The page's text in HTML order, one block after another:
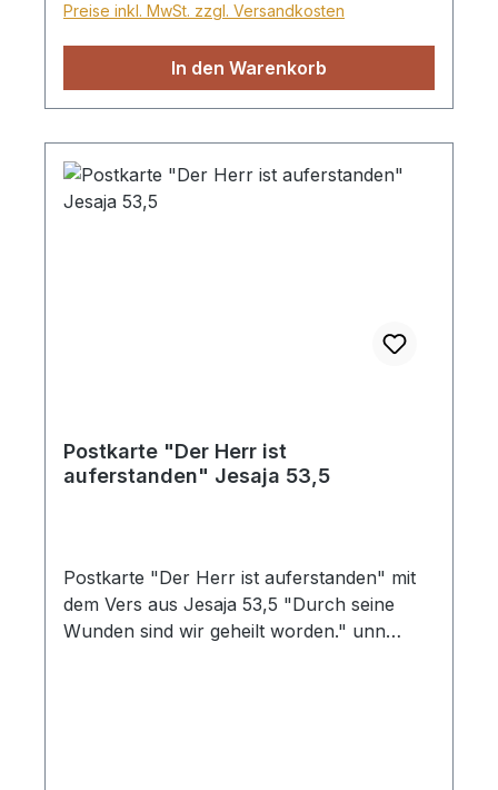
Preise inkl. MwSt. zzgl. Versandkosten
In den Warenkorb
Postkarte "Der Herr ist
auferstanden" Jesaja 53,5
Postkarte "Der Herr ist auferstanden" mit
dem Vers aus Jesaja 53,5 "Durch seine
Wunden sind wir geheilt worden." unn